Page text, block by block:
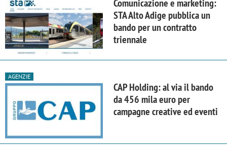
Comunicazione e marketing:
STA Alto Adige pubblica un
bando per un contratto
triennale
AGENZIE
CAP Holding: al via il bando
da 456 mila euro per
campagne creative ed eventi